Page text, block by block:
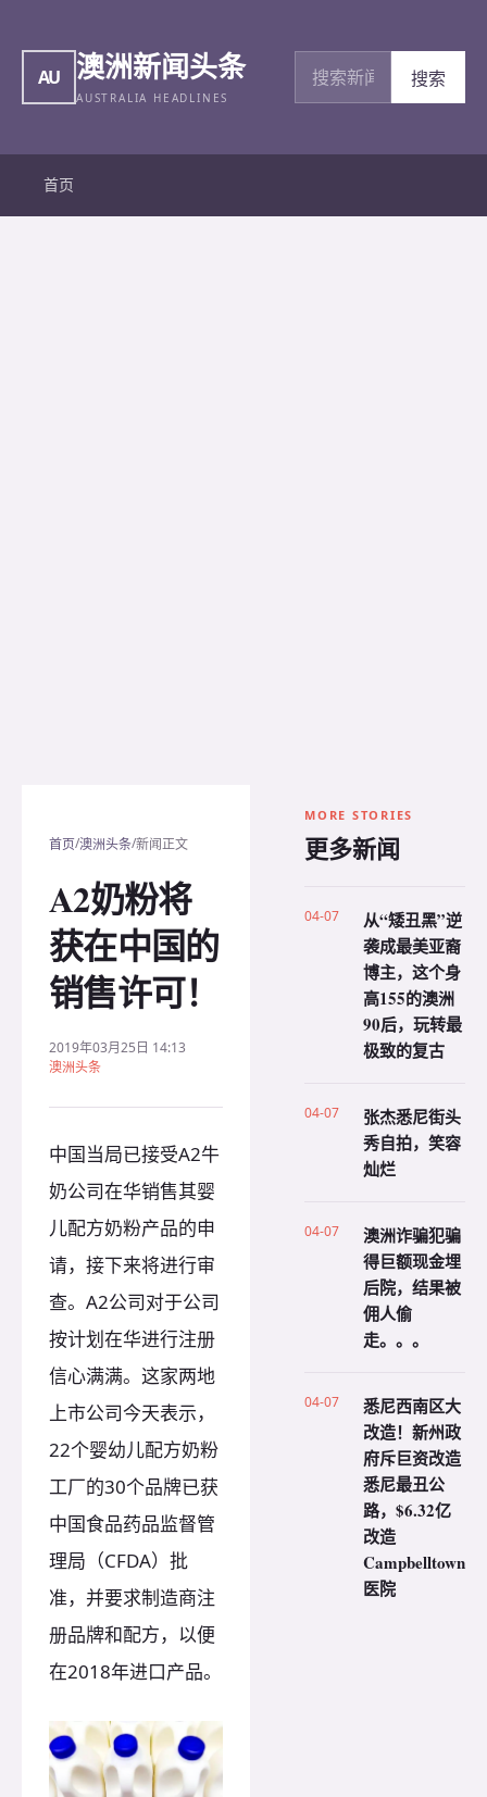
AU 澳洲新闻头条
AUSTRALIA HEADLINES
搜索新闻
搜索
首页
首页/澳洲头条/新闻正文
A2奶粉将
获在中国的
销售许可！
2019年03月25日 14:13
澳洲头条
中国当局已接受A2牛
奶公司在华销售其婴
儿配方奶粉产品的申
请，接下来将进行审
查。A2公司对于公司
按计划在华进行注册
信心满满。这家两地
上市公司今天表示，
22个婴幼儿配方奶粉
工厂的30个品牌已获
中国食品药品监督管
理局（CFDA）批
准，并要求制造商注
册品牌和配方，以便
在2018年进口产品。
MORE STORIES
更多新闻
04-07
从“矮丑黑”逆
袭成最美亚裔
博主，这个身
高155的澳洲
90后，玩转最
极致的复古
04-07
张杰悉尼街头
秀自拍，笑容
灿烂
04-07
澳洲诈骗犯骗
得巨额现金埋
后院，结果被
佣人偷
走。。。
04-07
悉尼西南区大
改造！新州政
府斥巨资改造
悉尼最丑公
路，$6.32亿
改造
Campbelltown
医院